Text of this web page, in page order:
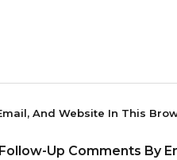
And Website In This
Up Comments By